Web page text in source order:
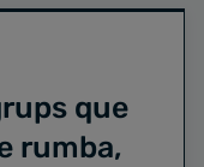
que
rumba,